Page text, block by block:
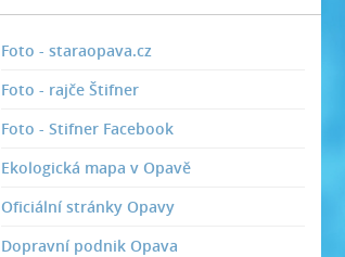
Foto - staraopava.cz
Foto - rajče Štifner
Foto - Stifner Facebook
Ekologická mapa v Opavě
Oficiální stránky Opavy
Dopravní podnik Opava